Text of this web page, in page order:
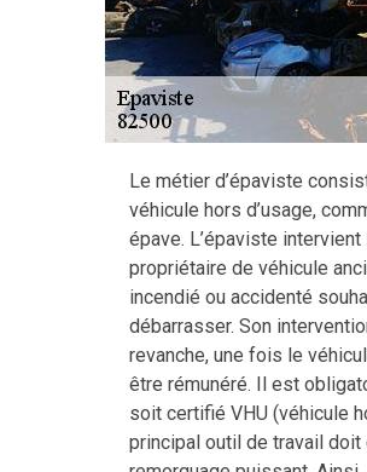
Le métier d’épaviste
véhicule hors d’usage,
épave. L’épaviste intervient
propriétaire de véhicule
incendié ou accidenté
débarrasser. Son
revanche, une fois le
être rémunéré. Il est
soit certifié VHU (véhicule
principal outil de travail doit